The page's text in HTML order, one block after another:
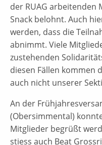
der RUAG arbeitenden
Snack belohnt. Auch
werden, dass die
abnimmt. Viele
zustehenden
diesen Fällen kommen
auch nicht unserer
An der
(Obersimmental)
Mitglieder begrüßt
stiess auch Beat